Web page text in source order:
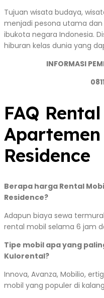
Tujuan wisata budaya,
menjadi pesona utama
ibukota negara Indonesia.
hiburan kelas dunia yang
INFORMASI
FAQ
Residence
Berapa harga Rental
Residence?
Adapun biaya sewa
rental mobil selama 6 jam
Tipe mobil apa yang
Kulorental?
Innova, Avanza, Mobilio,
mobil yang populer di